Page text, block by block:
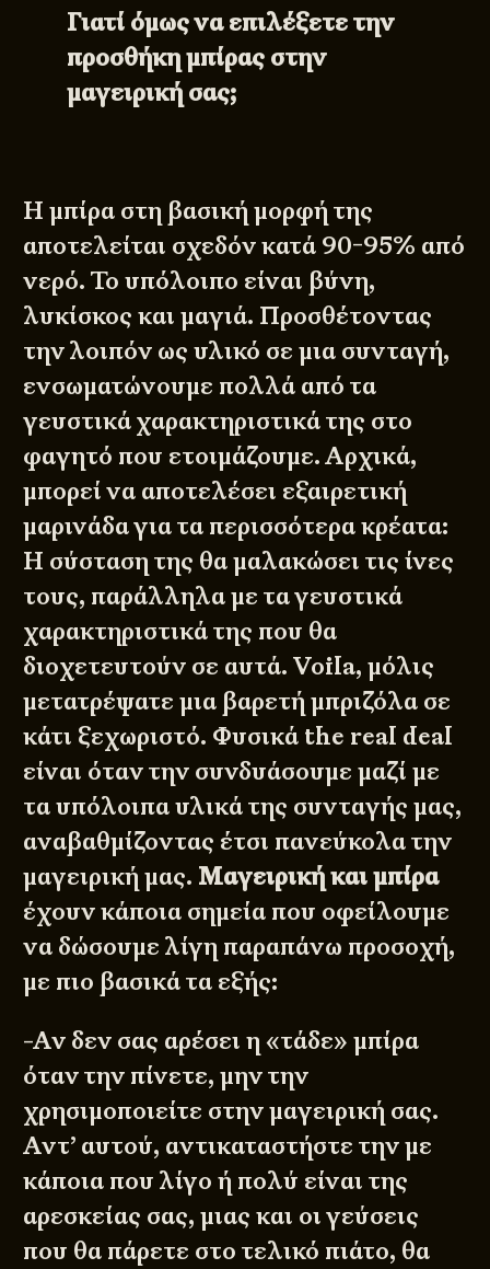
Γιατί όμως να επιλέξετε την
προσθήκη μπίρας στην
μαγειρική σας;
Η μπίρα στη βασική μορφή της
αποτελείται σχεδόν κατά 90-95% από
νερό. Το υπόλοιπο είναι βύνη,
λυκίσκος και μαγιά. Προσθέτοντας
την λοιπόν ως υλικό σε μια συνταγή,
ενσωματώνουμε πολλά από τα
γευστικά χαρακτηριστικά της στο
φαγητό που ετοιμάζουμε. Αρχικά,
μπορεί να αποτελέσει εξαιρετική
μαρινάδα για τα περισσότερα κρέατα:
Η σύσταση της θα μαλακώσει τις ίνες
τους, παράλληλα με τα γευστικά
χαρακτηριστικά της που θα
διοχετευτούν σε αυτά. Voila, μόλις
μετατρέψατε μια βαρετή μπριζόλα σε
κάτι ξεχωριστό. Φυσικά the real deal
είναι όταν την συνδυάσουμε μαζί με
τα υπόλοιπα υλικά της συνταγής μας,
αναβαθμίζοντας έτσι πανεύκολα την
μαγειρική μας. Μαγειρική και μπίρα
έχουν κάποια σημεία που οφείλουμε
να δώσουμε λίγη παραπάνω προσοχή,
με πιο βασικά τα εξής:
-Αν δεν σας αρέσει η «τάδε» μπίρα
όταν την πίνετε, μην την
χρησιμοποιείτε στην μαγειρική σας.
Αντ’ αυτού, αντικαταστήστε την με
κάποια που λίγο ή πολύ είναι της
αρεσκείας σας, μιας και οι γεύσεις
που θα πάρετε στο τελικό πιάτο, θα